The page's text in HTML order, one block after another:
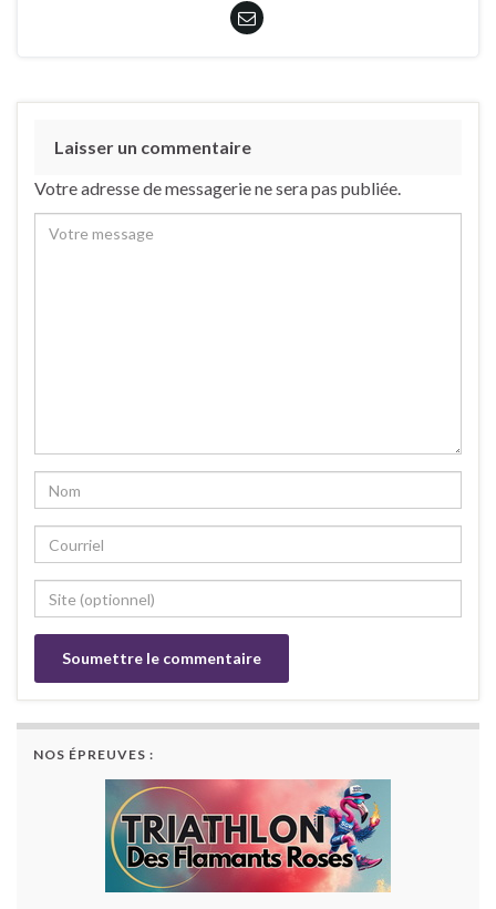
Laisser un commentaire
Votre adresse de messagerie ne sera pas publiée.
NOS ÉPREUVES :